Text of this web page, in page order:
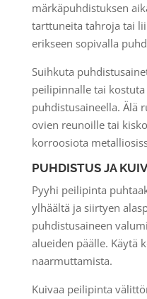
märkäpuhdistuksen
tarttuneita tahroja tai
erikseen sopivalla
Suihkuta
peilipinnalle tai
puhdistusaineella. Älä
ovien reunoille tai
korroosiota
PUHDISTUS JA
Pyyhi peilipinta
ylhäältä ja siirtyen
puhdistusaineen
alueiden päälle. Käytä
naarmuttamista.
Kuivaa peilipinta